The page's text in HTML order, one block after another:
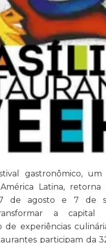
gastronômico, um
Latina, retorna
de agosto e 7 de
a
de experiências
participam da